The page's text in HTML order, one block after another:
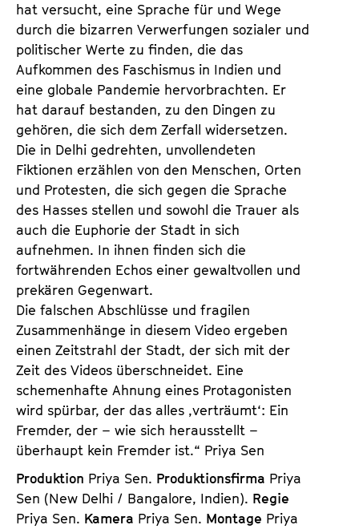
hat versucht, eine Sprache für und Wege
durch die bizarren Verwerfungen sozialer und
politischer Werte zu finden, die das
Aufkommen des Faschismus in Indien und
eine globale Pandemie hervorbrachten. Er
hat darauf bestanden, zu den Dingen zu
gehören, die sich dem Zerfall widersetzen.
Die in Delhi gedrehten, unvollendeten
Fiktionen erzählen von den Menschen, Orten
und Protesten, die sich gegen die Sprache
des Hasses stellen und sowohl die Trauer als
auch die Euphorie der Stadt in sich
aufnehmen. In ihnen finden sich die
fortwährenden Echos einer gewaltvollen und
prekären Gegenwart.
Die falschen Abschlüsse und fragilen
Zusammenhänge in diesem Video ergeben
einen Zeitstrahl der Stadt, der sich mit der
Zeit des Videos überschneidet. Eine
schemenhafte Ahnung eines Protagonisten
wird spürbar, der das alles ‚verträumt‘: Ein
Fremder, der – wie sich herausstellt –
überhaupt kein Fremder ist.“ Priya Sen
Produktion Priya Sen. Produktionsfirma Priya
Sen (New Delhi / Bangalore, Indien). Regie
Priya Sen. Kamera Priya Sen. Montage Priya